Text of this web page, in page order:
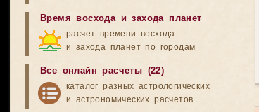
Время восхода и захода планет
расчет времени восхода
и захода планет по городам
Все онлайн расчеты (22)
каталог разных астрологических
и астрономических расчетов